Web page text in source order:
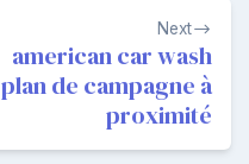
Next
american car wash
plan de campagne à
proximité